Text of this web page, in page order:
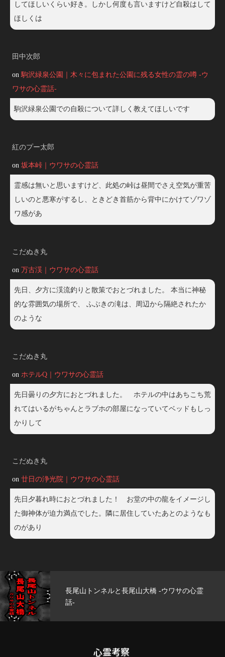
してほしいくらい好き。しかし何度も言いますけど自殺はして
ほしくは
田中次郎
on駒沢緑泉公園｜木々に包まれた公園に残る女性の霊の噂 -ウ
ワサの心霊話-
駒沢緑泉公園での自殺について詳しく教えてほしいです
紅のプー太郎
on 坂本峠｜ウワサの心霊話
霊感は無いと思いますけど、此処の峠は昼間でさえ空気が重苦
しいのと悪寒がするし、ときどき首筋から背中にかけてゾワゾ
ワ感があ
こだぬき丸
on 万古渓｜ウワサの心霊話
先日、夕方に渓流釣りと散策でおとづれました。 本当に神秘
的な雰囲気の場所で、 ふぶきの滝は、周辺から隔絶されたか
のような
こだぬき丸
on ホテルQ｜ウワサの心霊話
先日曇りの夕方におとづれました。 ホテルの中はあちこち荒
れてはいるがちゃんとラブホの部屋になっていてベッドもしっ
かりして
こだぬき丸
on 廿日の浄光院｜ウワサの心霊話
先日夕暮れ時におとづれました！ お堂の中の龍をイメージし
た御神体が迫力満点でした。隣に居住していたあとのようなも
のがあり
心霊
玄武洞公園 -ウワサの心霊話-
心霊考察